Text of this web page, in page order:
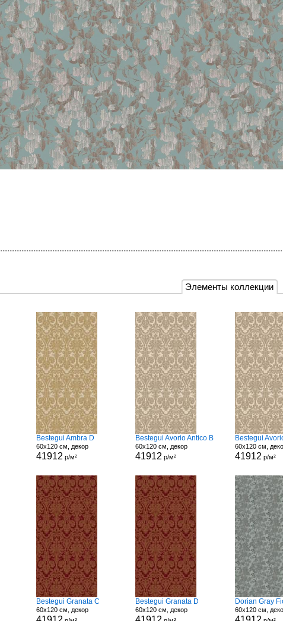
Элементы коллекции
Bestegui Ambra D
60x120 см, декор
41912 р/м²
Bestegui Avorio Antico B
60x120 см, декор
41912 р/м²
Bestegui
60x120 см,
41912 р/м²
Bestegui Granata C
60x120 см, декор
Bestegui Granata D
60x120 см, декор
Dorian Gray
60x120 см,